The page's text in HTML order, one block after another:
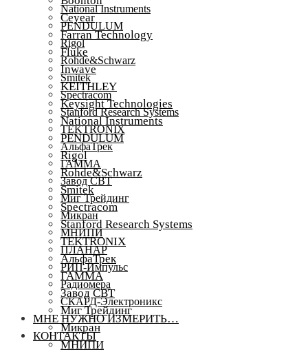
National Instruments
PENDULUM
Rigol
Rohde&Schwarz
Smitek
Spectracom
Stanford Research Systems
TEKTRONIX
АльфаТрек
ГАММА
Завод СВТ
Миг Трейдинг
Микран
МНИПИ
ПЛАНАР
РИП-Импульс
Радиомера
СКАРД-Электроникс
МНЕ НУЖНО ИЗМЕРИТЬ…
КОНТАКТЫ
Ceyear
Farran Technology
Fluke
Inwave
KEITHLEY
Keysight Technologies
National Instruments
PENDULUM
Rigol
Rohde&Schwarz
Smitek
Spectracom
Stanford Research Systems
TEKTRONIX
АльфаТрек
ГАММА
Завод СВТ
Миг Трейдинг
Микран
МНИПИ